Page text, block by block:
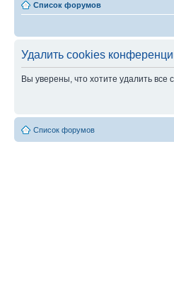
Список форумов
Удалить cookies
Вы уверены, что хотите удалить
Список форумов